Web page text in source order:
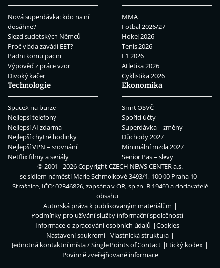
Nová superdávka: kdo na ní
dosáhne?
Sjezd sudetských Němců
Proč vláda zavádí EET?
Padni komu padni
Výpověď z práce vzor
Divoký kačer
MMA
Fotbal 2026/27
Hokej 2026
Tenis 2026
F1 2026
Atletika 2026
Cyklistika 2026
Technologie
SpaceX na burze
Nejlepší telefony
Nejlepší AI zdarma
Nejlepší chytré hodinky
Nejlepší VPN – srovnání
Netflix filmy a seriály
Ekonomika
Smrt OSVČ
Spořicí účty
Superdávka – změny
Důchody 2027
Minimální mzda 2027
Senior Pas – slevy
© 2001 - 2026 CopyrightCZECH NEWS CENTER a.s.
se sídlem náměstí Marie Schmolkové 3493/1, 100 00 Praha 10 -
Strašnice, IČO: 02346826, zapsána v OR, sp.zn. B 19490 a dodavatelé
obsahu
Autorská práva k publikovaným materiálům
Podmínky pro užívání služby informační společnosti
Informace o zpracování osobních údajů
Cookies
Nastavení soukromí
Vlastnická struktura
Jednotná kontaktní místa / Single Points of Contact
Etický kodex
Povinně zveřejňované informace